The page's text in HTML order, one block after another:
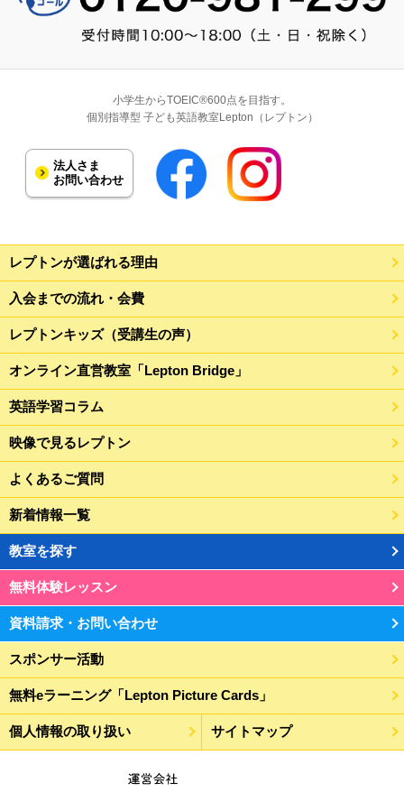
小学生からTOEIC®600点を目指す。
個別指導型 子ども英語教室Lepton（レプトン）
法人さま
お問い合わせ
レプトンが選ばれる理由
入会までの流れ・会費
レプトンキッズ（受講生の声）
オンライン直営教室「Lepton Bridge」
英語学習コラム
映像で見るレプトン
よくあるご質問
新着情報一覧
教室を探す
無料体験レッスン
資料請求・お問い合わせ
スポンサー活動
無料eラーニング「Lepton Picture Cards」
個人情報の取り扱い サイトマップ